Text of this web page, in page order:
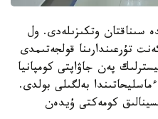
سىناقتان وتكىزىلەدى. ول
تۇرعىندارىنا قولجەتىمدى
پەن جاۋاپتى كومپانيا
بەلگىلى بولدى.
كومەكتى ۇيدەن